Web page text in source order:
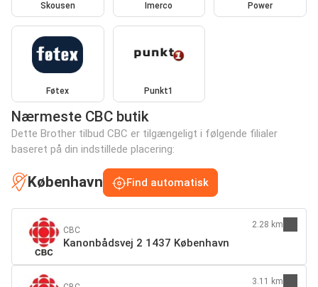
Skousen Imerco Power
Føtex Punkt1
Nærmeste CBC butik
Dette Brother tilbud CBC er tilgængeligt i følgende filialer
baseret på din indstillede placering:
København Find automatisk
CBC
Kanonbådsvej 2 1437 København
2.28 km
3.11 km